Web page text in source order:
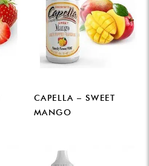
CAPELLA – SWEET
MANGO